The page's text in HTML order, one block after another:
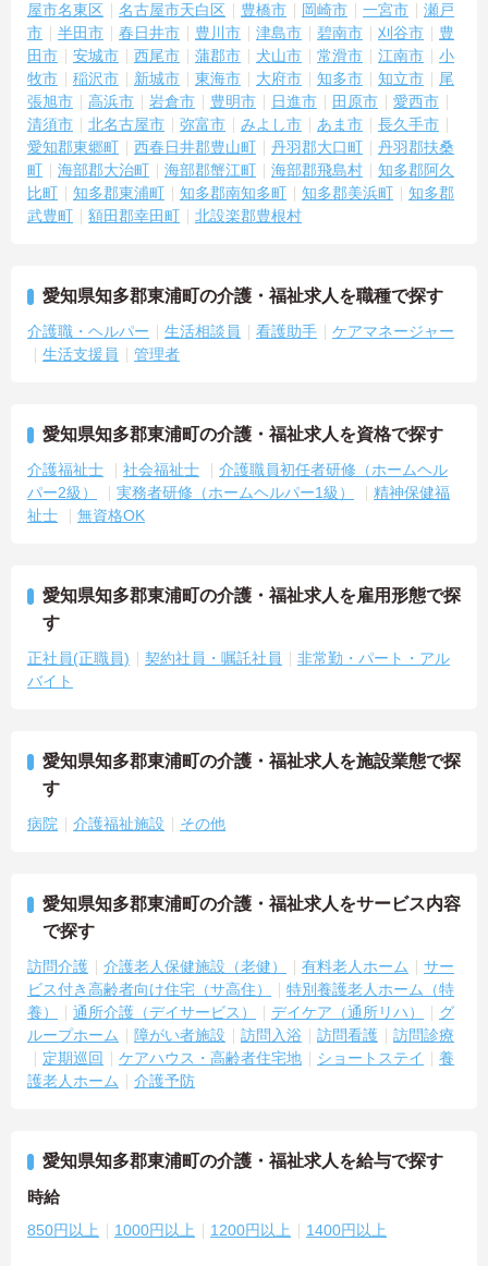
屋市名東区
名古屋市天白区 豊橋市 岡崎市 一宮市
瀬戸
市
半田市 春日井市 豊川市 津島市 碧南市 刈谷市
豊
田市
安城市 西尾市 蒲郡市 犬山市 常滑市 江南市
小
牧市
稲沢市 新城市 東海市 大府市 知多市 知立市
尾
張旭市
高浜市 岩倉市 豊明市 日進市 田原市
愛西市
清須市
北名古屋市 弥富市 みよし市 あま市
長久手市
愛知郡東郷町
西春日井郡豊山町 丹羽郡大口町
丹羽郡扶桑
町
海部郡大治町 海部郡蟹江町 海部郡飛島村
知多郡阿久
比町
知多郡東浦町 知多郡南知多町 知多郡美浜町
知多郡
武豊町
額田郡幸田町 北設楽郡豊根村
愛知県知多郡東浦町の介護・福祉求人を職種で探す
介護職・ヘルパー 生活相談員 看護助手
ケアマネージャー
生活支援員
管理者
愛知県知多郡東浦町の介護・福祉求人を資格で探す
介護福祉士 社会福祉士
介護職員初任者研修（ホームヘル
パー2級）
実務者研修（ホームヘルパー1級）
精神保健福
祉士
無資格OK
愛知県知多郡東浦町の介護・福祉求人を雇用形態で探
す
正社員(正職員) 契約社員・嘱託社員
非常勤・パート・アル
バイト
愛知県知多郡東浦町の介護・福祉求人を施設業態で探
す
病院 介護福祉施設 その他
愛知県知多郡東浦町の介護・福祉求人をサービス内容
で探す
訪問介護 介護老人保健施設（老健） 有料老人ホーム
サー
ビス付き高齢者向け住宅（サ高住）
特別養護老人ホーム（特
養）
通所介護（デイサービス） デイケア（通所リハ）
グ
ループホーム
障がい者施設 訪問入浴 訪問看護
訪問診療
定期巡回
ケアハウス・高齢者住宅地 ショートステイ
養
護老人ホーム
介護予防
愛知県知多郡東浦町の介護・福祉求人を給与で探す
時給
850円以上 1000円以上 1200円以上 1400円以上